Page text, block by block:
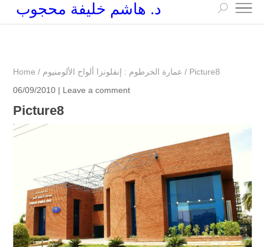
د. هاشم خليفة محجوب
Home / عمارة الخرطوم : إنفلونزا ألواح الألومنيوم / Picture8
06/09/2010 | Leave a comment
Picture8